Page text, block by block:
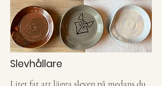
Slevhållare
Litet fat att lägga sleven på medans du